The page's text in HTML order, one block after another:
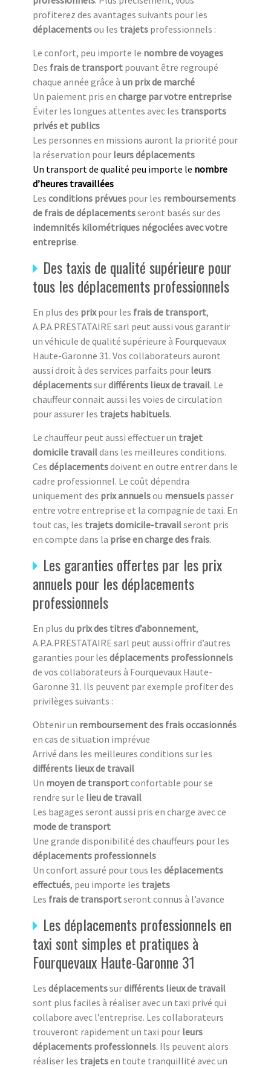
profiterez des avantages suivants pour les
déplacementsou les trajets professionnels :
Le confort, peu importe le nombre de voyages
Des frais de transport pouvant être regroupé
chaque année grâce à un prix de marché
Un paiement pris en charge par votre entreprise
Éviter les longues attentes avec les transports
privés et publics
Les personnes en missions auront la priorité pour
la réservation pour leurs déplacements
Un transport de qualité peu importe le nombre
d’heures travaillées
Les conditions prévues pour les remboursements
de frais de déplacementsseront basés sur des
indemnités kilométriques négociées avec votre
entreprise.
Des taxis de qualité supérieure pour
tous les déplacements professionnels
En plus des prixpour les frais de transport,
A.P.A.PRESTATAIRE sarl peut aussi vous garantir
un véhicule de qualité supérieure à Fourquevaux
Haute-Garonne 31. Vos collaborateurs auront
aussi droit à des services parfaits pour leurs
déplacementssurdifférents lieux de travail. Le
chauffeur connait aussi les voies de circulation
pour assurer les trajets habituels.
Le chauffeur peut aussi effectuer un trajet
domicile travaildans les meilleures conditions.
Ces déplacementsdoivent en outre entrer dans le
cadre professionnel. Le coût dépendra
uniquement des prix annuelsou mensuels passer
entre votre entreprise et la compagnie de taxi. En
tout cas, les trajets domicile-travailseront pris
en compte dans la prise en charge des frais.
Les garanties offertes par les prix
annuels pour les déplacements
professionnels
En plus du prix des titres d’abonnement,
A.P.A.PRESTATAIRE sarl peut aussi offrir d’autres
garanties pour les déplacements professionnels
de vos collaborateurs à Fourquevaux Haute-
Garonne 31. Ils peuvent par exemple profiter des
privilèges suivants :
Obtenir un remboursement des frais occasionnés
en cas de situation imprévue
Arrivé dans les meilleures conditions sur les
différents lieux de travail
Un moyen de transportconfortable pour se
rendre sur le lieu de travail
Les bagages seront aussi pris en charge avec ce
mode de transport
Une grande disponibilité des chauffeurs pour les
déplacements professionnels
Un confort assuré pour tous les déplacements
effectués, peu importe les trajets
Les frais de transportseront connus à l’avance
Les déplacements professionnels en
taxi sont simples et pratiques à
Fourquevaux Haute-Garonne 31
Les déplacementssurdifférents lieux de travail
sont plus faciles à réaliser avec un taxi privé qui
collabore avec l’entreprise. Les collaborateurs
trouveront rapidement un taxi pour leurs
déplacements professionnels. Ils peuvent alors
réaliser les trajetsen toute tranquillité avec un